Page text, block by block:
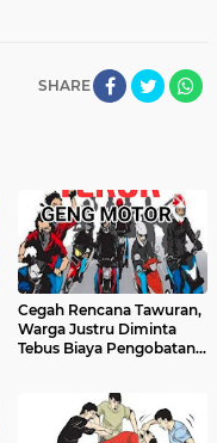
SHARE
Cegah Rencana Tawuran,
Warga Justru Diminta
Tebus Biaya Pengobatan